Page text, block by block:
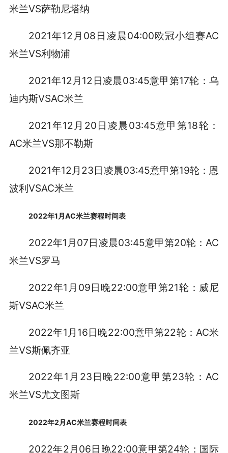
米兰VS萨勒尼塔纳
2021年12月08日凌晨04:00欧冠小组赛AC
米兰VS利物浦
2021年12月12日凌晨03:45意甲第17轮：乌
迪内斯VSAC米兰
2021年12月20日凌晨03:45意甲第18轮：
AC米兰VS那不勒斯
2021年12月23日凌晨03:45意甲第19轮：恩
波利VSAC米兰
2022年1月AC米兰赛程时间表
2022年1月07日凌晨03:45意甲第20轮：AC
米兰VS罗马
2022年1月09日晚22:00意甲第21轮：威尼
斯VSAC米兰
2022年1月16日晚22:00意甲第22轮：AC米
兰VS斯佩齐亚
2022年1月23日晚22:00意甲第23轮：AC
米兰VS尤文图斯
2022年2月AC米兰赛程时间表
2022年2月06日晚22:00意甲第24轮：国际